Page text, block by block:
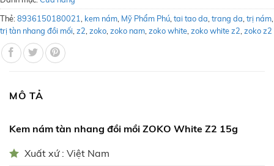
Thẻ:8936150180021 kem nám Mỹ Phẩm Phú tai tao da trang da trị nám
trị tàn nhang đồi mối z2 zoko zoko nam zoko white zoko white z2 zoko z2
MÔ TẢ
Kem nám tàn nhang đồi mồi ZOKO White Z2 15g
Xuất xứ : Việt Nam